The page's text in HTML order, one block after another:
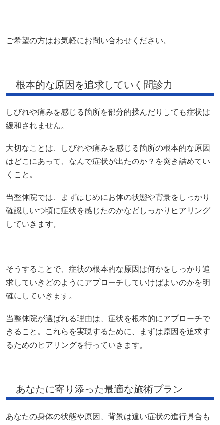
ご希望の方はお気軽にお問い合わせください。
根本的な原因を追求していく問診力
しびれや痛みを感じる箇所を部分的揉んだりしても症状は
緩和されません。
大切なことは、しびれや痛みを感じる箇所の根本的な原因
はどこにあって、なんで症状が出たのか？を突き詰めてい
くこと。
当整体院では、まずはじめにお体の状態や背景をしっかり
確認しいつ頃に症状を感じたのかなどしっかりヒアリング
していきます。
そうすることで、症状の根本的な原因は何かをしっかり追
求していきどのようにアプローチしていけばよいのかを明
確にしていきます。
当整体院が選ばれる理由は、症状を根本的にアプローチで
きること。これらを実現するために、まずは原因を追求す
るためのヒアリングを行っていきます。
あなたに寄り添った最適な施術プラン
あなたの身体の状態や原因、背景は違い症状の進行具合も